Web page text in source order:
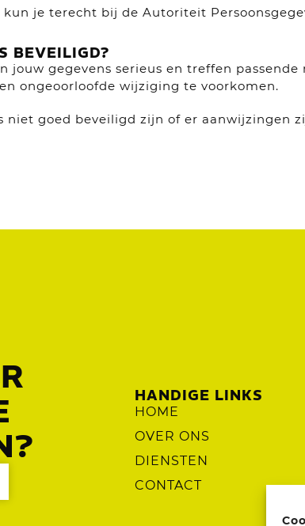
je terecht bij de Autoriteit
BEVEILIGD?
jouw gegevens serieus en treffen
ongeoorloofde wijziging te voorkomen.
niet goed beveiligd zijn of er aanwijzingen
HANDIGE LINKS
HOME
OVER ONS
DIENSTEN
CONTACT